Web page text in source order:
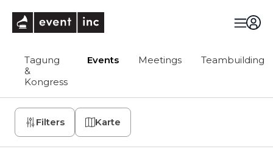
Tagung
&
Kongress
Events Meetings Teambuilding
Filters Karte